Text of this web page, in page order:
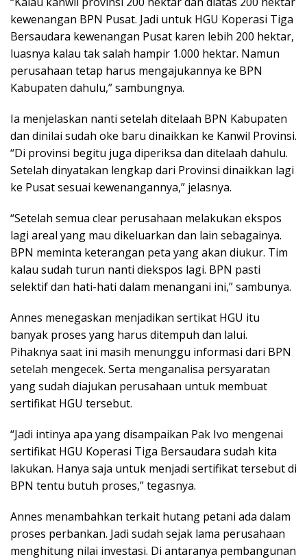
kewenangan BPN Pusat. Jadi untuk HGU Koperasi Tiga
Bersaudara kewenangan Pusat karen lebih 200 hektar,
luasnya kalau tak salah hampir 1.000 hektar. Namun
perusahaan tetap harus mengajukannya ke BPN
Kabupaten dahulu,” sambungnya.
Ia menjelaskan nanti setelah ditelaah BPN Kabupaten
dan dinilai sudah oke baru dinaikkan ke Kanwil Provinsi.
“Di provinsi begitu juga diperiksa dan ditelaah dahulu.
Setelah dinyatakan lengkap dari Provinsi dinaikkan lagi
ke Pusat sesuai kewenangannya,” jelasnya.
“Setelah semua clear perusahaan melakukan ekspos
lagi areal yang mau dikeluarkan dan lain sebagainya.
BPN meminta keterangan peta yang akan diukur. Tim
kalau sudah turun nanti diekspos lagi. BPN pasti
selektif dan hati-hati dalam menangani ini,” sambunya.
Annes menegaskan menjadikan sertikat HGU itu
banyak proses yang harus ditempuh dan lalui.
Pihaknya saat ini masih menunggu informasi dari BPN
setelah mengecek. Serta menganalisa persyaratan
yang sudah diajukan perusahaan untuk membuat
sertifikat HGU tersebut.
“Jadi intinya apa yang disampaikan Pak Ivo mengenai
sertifikat HGU Koperasi Tiga Bersaudara sudah kita
lakukan. Hanya saja untuk menjadi sertifikat tersebut di
BPN tentu butuh proses,” tegasnya.
Annes menambahkan terkait hutang petani ada dalam
proses perbankan. Jadi sudah sejak lama perusahaan
menghitung nilai investasi. Di antaranya pembangunan